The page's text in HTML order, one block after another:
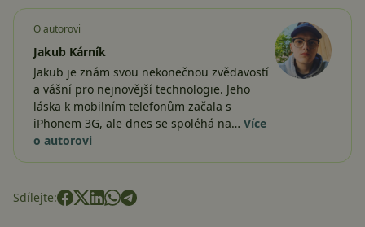
O autorovi
Jakub Kárník
Jakub je znám svou nekonečnou zvědavostí
a vášní pro nejnovější technologie. Jeho
láska k mobilním telefonům začala s
iPhonem 3G, ale dnes se spoléhá na… Více
o autorovi
Sdílejte: